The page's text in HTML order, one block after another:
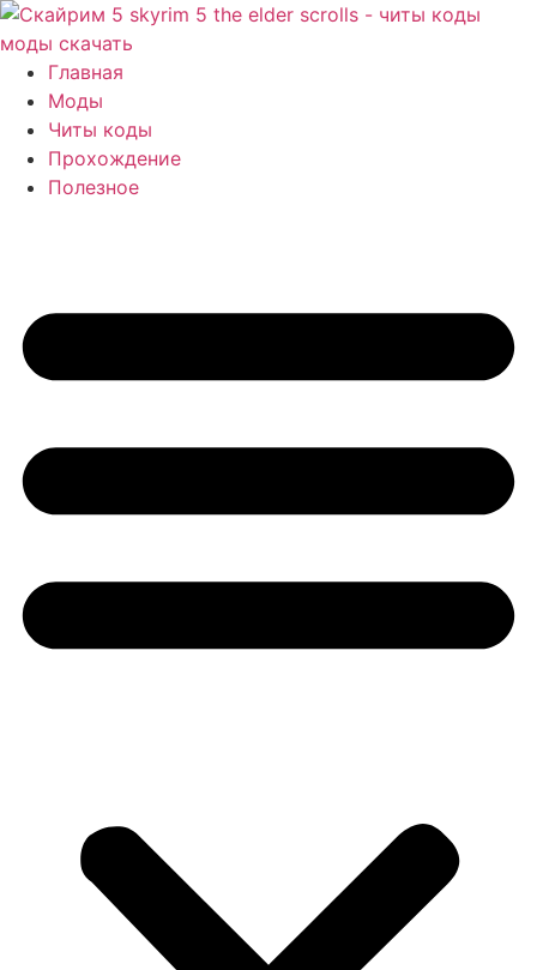
Перейти
к
содержимому
Главная
Моды
Читы коды
Прохождение
Полезное